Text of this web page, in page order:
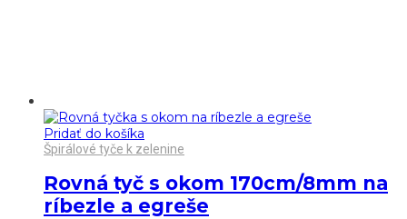
Pridať do košíka
Špirálové tyče k zelenine
Rovná tyč s okom 170cm/8mm na
ríbezle a egreše